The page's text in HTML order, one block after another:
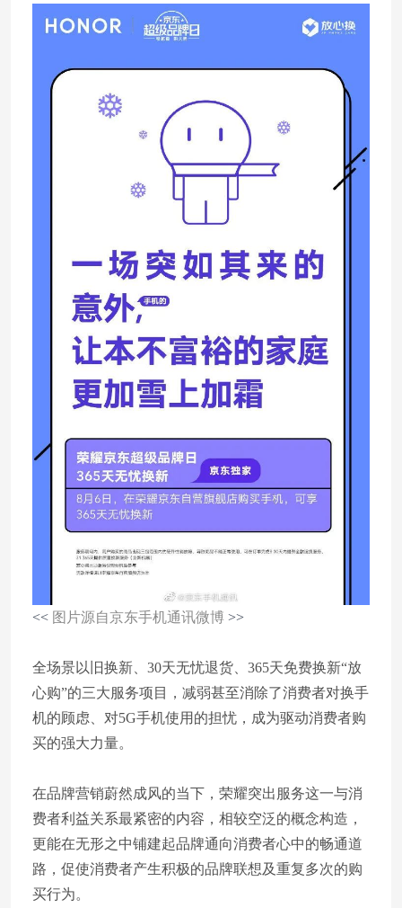
<< 图片源自京东手机通讯微博 >>
全场景以旧换新、30天无忧退货、365天免费换新“放
心购”的三大服务项目，减弱甚至消除了消费者对换手
机的顾虑、对5G手机使用的担忧，成为驱动消费者购
买的强大力量。
在品牌营销蔚然成风的当下，荣耀突出服务这一与消
费者利益关系最紧密的内容，相较空泛的概念构造，
更能在无形之中铺建起品牌通向消费者心中的畅通道
路，促使消费者产生积极的品牌联想及重复多次的购
买行为。